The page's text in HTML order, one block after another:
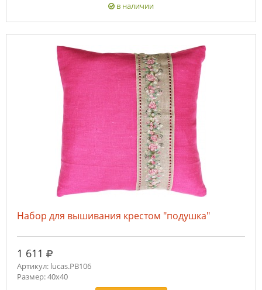
в наличии
Набор для вышивания крестом "подушка"
1 611 руб.
Артикул: lucas.PB106
Размер: 40х40